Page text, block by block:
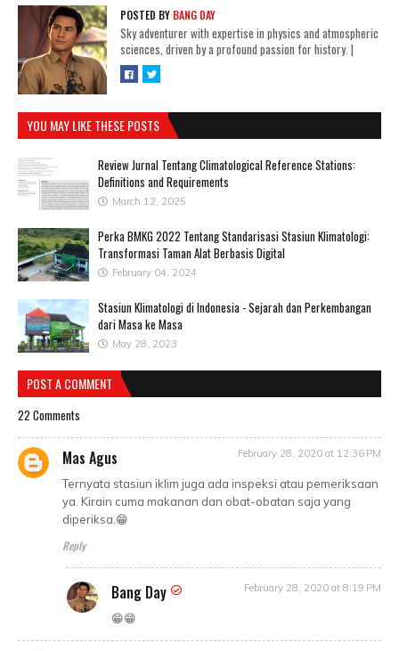
POSTED BY BANG DAY
Sky adventurer with expertise in physics and atmospheric
sciences, driven by a profound passion for history. |
YOU MAY LIKE THESE POSTS
Review Jurnal Tentang Climatological Reference Stations:
Definitions and Requirements
March 12, 2025
Perka BMKG 2022 Tentang Standarisasi Stasiun Klimatologi:
Transformasi Taman Alat Berbasis Digital
February 04, 2024
Stasiun Klimatologi di Indonesia - Sejarah dan Perkembangan
dari Masa ke Masa
May 28, 2023
POST A COMMENT
22 Comments
Mas Agus February 28, 2020 at 12:36 PM
Ternyata stasiun iklim juga ada inspeksi atau pemeriksaan
ya. Kirain cuma makanan dan obat-obatan saja yang
diperiksa.😁
Reply
Bang Day February 28, 2020 at 8:19 PM
😁😁